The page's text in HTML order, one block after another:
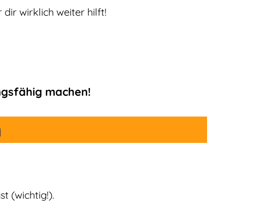
dir wirklich weiter hilft!
machen!
(wichtig!).